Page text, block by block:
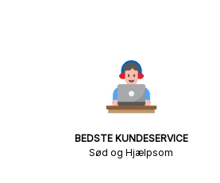
BEDSTE KUNDESERVICE
Sød og Hjælpsom